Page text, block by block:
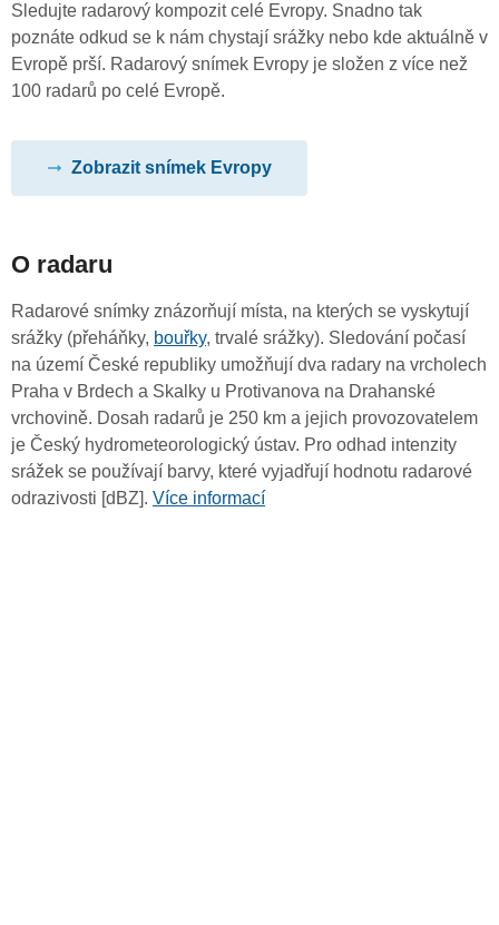
Sledujte radarový kompozit celé Evropy. Snadno tak
poznáte odkud se k nám chystají srážky nebo kde aktuálně v
Evropě prší. Radarový snímek Evropy je složen z více než
100 radarů po celé Evropě.
Zobrazit snímek Evropy
O radaru
Radarové snímky znázorňují místa, na kterých se vyskytují
srážky (přeháňky, bouřky, trvalé srážky). Sledování počasí
na území České republiky umožňují dva radary na vrcholech
Praha v Brdech a Skalky u Protivanova na Drahanské
vrchovině. Dosah radarů je 250 km a jejich provozovatelem
je Český hydrometeorologický ústav. Pro odhad intenzity
srážek se používají barvy, které vyjadřují hodnotu radarové
odrazivosti [dBZ]. Více informací